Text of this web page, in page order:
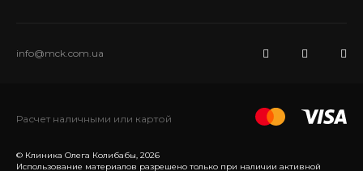
info@mck.com.ua
© Клиника Олега Колибабы, 2026
Использование материалов разрешено только при наличии активной
Расчет наличными или картой